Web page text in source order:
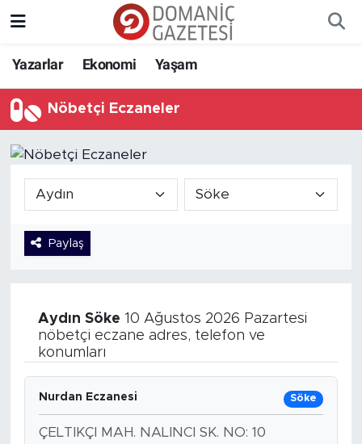
Yazarlar Ekonomi Yaşam
Nöbetçi Eczaneler
Paylaş
Aydın Söke 10 Ağustos 2026 Pazartesi
nöbetçi eczane adres, telefon ve
konumları
Nurdan Eczanesi Söke
ÇELTIKÇI MAH. NALINCI SK. NO: 10